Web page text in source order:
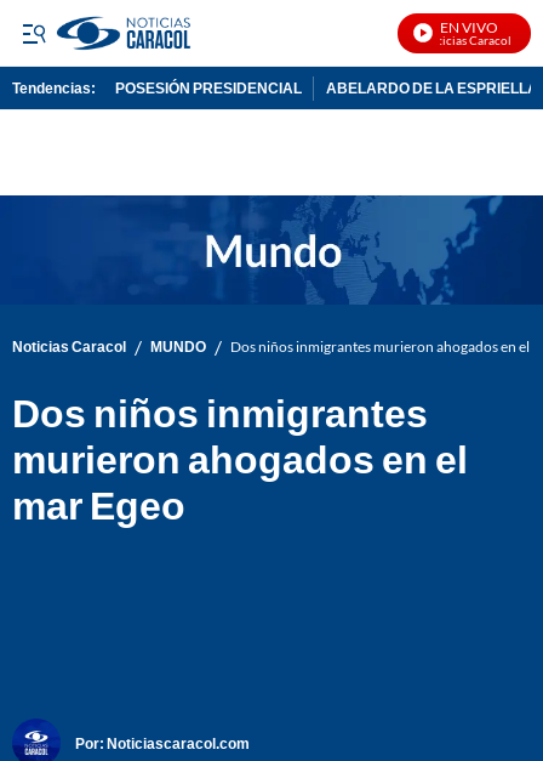
EN VIVO
Noticias Caracol En
Tendencias: POSESIÓN PRESIDENCIAL ABELARDO DE LA ESPRIELLA
Noticias Caracol / MUNDO / Dos niños inmigrantes murieron ahogados en el
Dos niños inmigrantes
murieron ahogados en el
mar Egeo
Por: Noticiascaracol.com